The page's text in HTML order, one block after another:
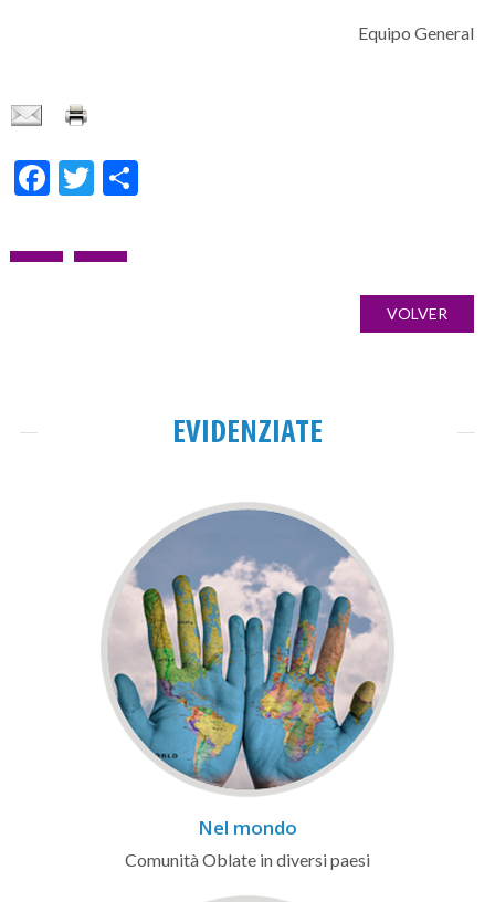
Equipo General
Facebook
Twitter
Condividi
Navigazione
ARTICOLOARTICOLO
VOLVER
EVIDENZIATE
Nel mondo
Comunità Oblate in diversi paesi